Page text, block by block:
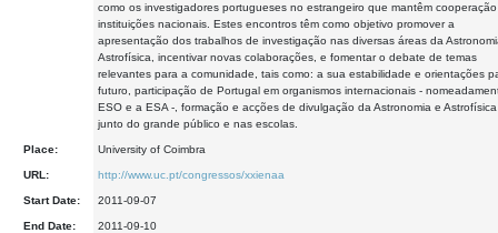
como os investigadores portugueses no estrangeiro que mantêm
instituições nacionais. Estes encontros têm como objetivo promover a
apresentação dos trabalhos de investigação nas diversas áreas da
Astrofísica, incentivar novas colaborações, e fomentar o debate de temas
relevantes para a comunidade, tais como: a sua estabilidade e orientações
futuro, participação de Portugal em organismos internacionais -
ESO e a ESA -, formação e acções de divulgação da Astronomia e Astrofísica
junto do grande público e nas escolas.
Place: University of Coimbra
URL: http://www.uc.pt/congressos/xxienaa
Start Date: 2011-09-07
End Date: 2011-09-10